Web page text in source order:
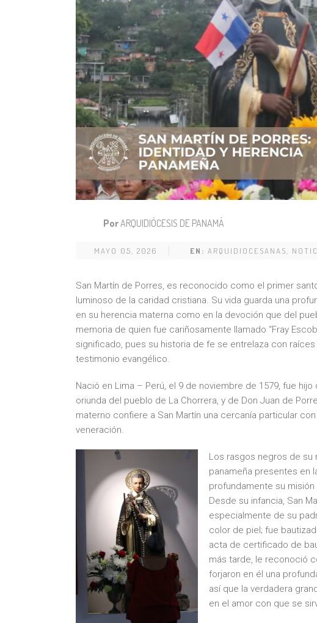
PorARQUIDIÓCESIS DE PANAMÁ
MAYO 05, 2026 EN: ARQUIDIOCESANAS,
San Martín de Porres, es reconocido como el primer
luminoso de la caridad cristiana. Su vida guarda una
en su herencia materna como en la devoción que del
memoria de quien fue cariñosamente llamado “Fray
significado, pues su historia de fe se entrelaza con
testimonio evangélico.
Nació en Lima – Perú, el 9 de noviembre de 1579, fue
oriunda del pueblo de La Chorrera, y de Don Juan de
materno confiere a San Martín una cercanía particular
veneración.
Los rasgos negros de su
panameña presentes en
profundamente su
Desde su infancia, San
especialmente de su
color de piel; fue
acta de certificado de
más tarde, le reconoció
forjaron en él una
así que la verdadera
en el amor con que se